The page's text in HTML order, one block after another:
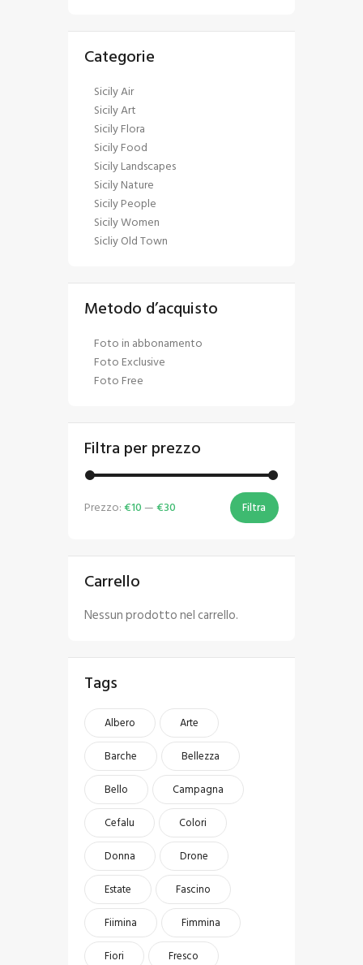
Categorie
Sicily Air
Sicily Art
Sicily Flora
Sicily Food
Sicily Landscapes
Sicily Nature
Sicily People
Sicily Women
Sicliy Old Town
Metodo d’acquisto
Foto in abbonamento
Foto Exclusive
Foto Free
Filtra per prezzo
Filtra
Prezzo:€10 —€30
Carrello
Nessun prodotto nel carrello.
Tags
Albero
Arte
Barche
Bellezza
Bello
Campagna
Cefalu
Colori
Donna
Drone
Estate
Fascino
Fiimina
Fimmina
Fiori
Fresco